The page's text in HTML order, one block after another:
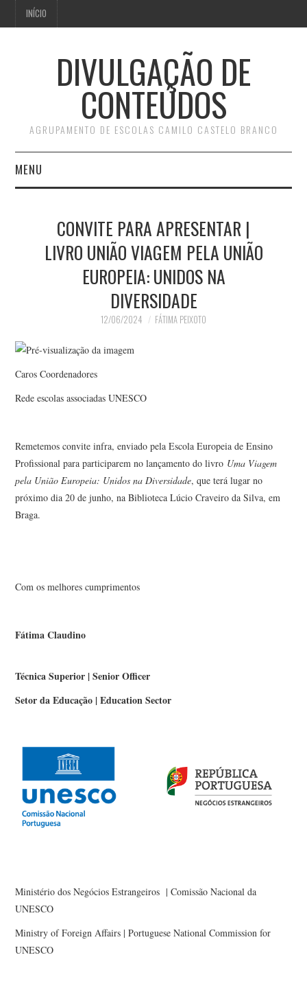
INÍCIO
DIVULGAÇÃO DE
CONTEÚDOS
AGRUPAMENTO DE ESCOLAS CAMILO CASTELO BRANCO
MENU
CONVITE PARA APRESENTAR |
LIVRO UNIÃO VIAGEM PELA UNIÃO
EUROPEIA: UNIDOS NA
DIVERSIDADE
12/06/2024 FÁTIMA PEIXOTO
Caros Coordenadores
Rede escolas associadas UNESCO
Remetemos convite infra, enviado pela Escola Europeia de Ensino
Profissional para participarem no lançamento do livro Uma Viagem
pela União Europeia: Unidos na Diversidade, que terá lugar no
próximo dia 20 de junho, na Biblioteca Lúcio Craveiro da Silva, em
Braga.
Com os melhores cumprimentos
Fátima Claudino
Técnica Superior | Senior Officer
Setor da Educação | Education Sector
Ministério dos Negócios Estrangeiros | Comissão Nacional da
UNESCO
Ministry of Foreign Affairs | Portuguese National Commission for
UNESCO